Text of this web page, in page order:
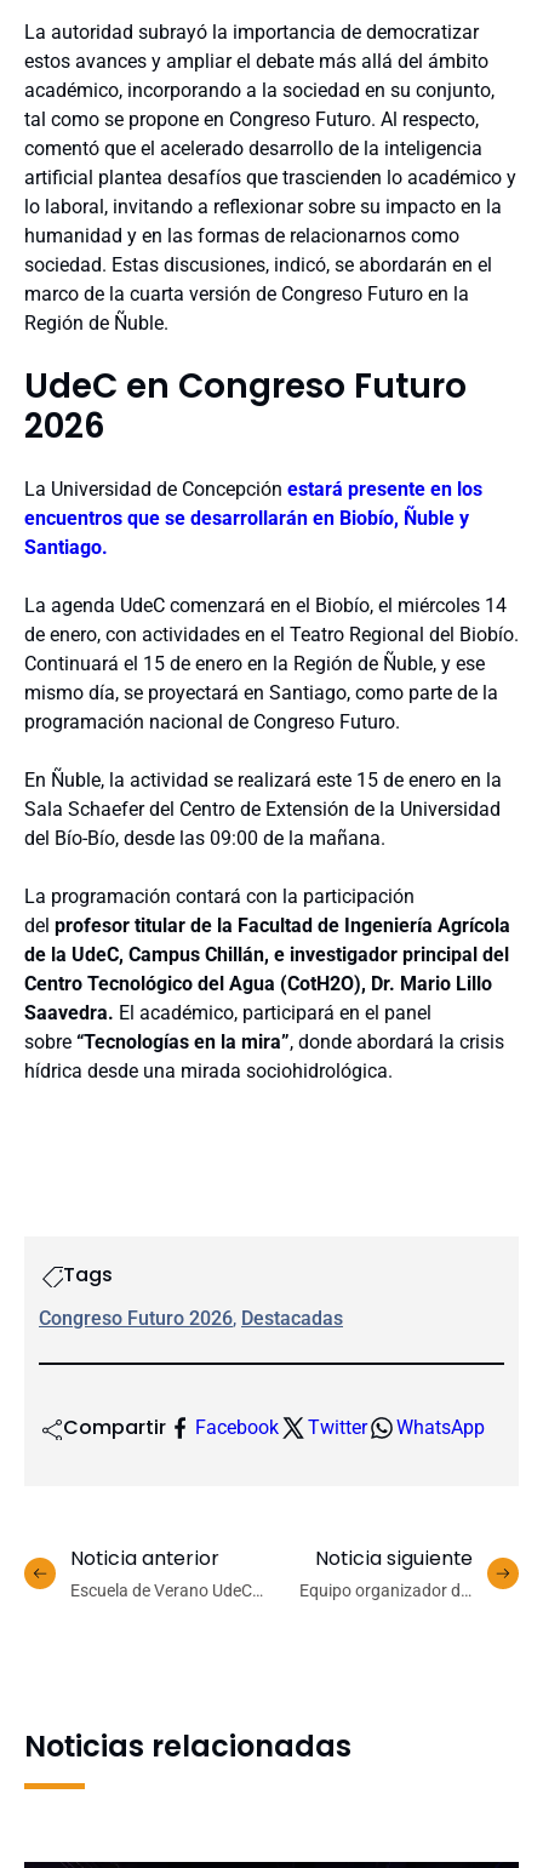
La autoridad subrayó la importancia de democratizar
estos avances y ampliar el debate más allá del ámbito
académico, incorporando a la sociedad en su conjunto,
tal como se propone en Congreso Futuro. Al respecto,
comentó que el acelerado desarrollo de la inteligencia
artificial plantea desafíos que trascienden lo académico y
lo laboral, invitando a reflexionar sobre su impacto en la
humanidad y en las formas de relacionarnos como
sociedad. Estas discusiones, indicó, se abordarán en el
marco de la cuarta versión de Congreso Futuro en la
Región de Ñuble.
UdeC en Congreso Futuro
2026
La Universidad de Concepción estará presente en los
encuentros que se desarrollarán en Biobío, Ñuble y
Santiago.
La agenda UdeC comenzará en el Biobío, el miércoles 14
de enero, con actividades en el Teatro Regional del Biobío.
Continuará el 15 de enero en la Región de Ñuble, y ese
mismo día, se proyectará en Santiago, como parte de la
programación nacional de Congreso Futuro.
En Ñuble, la actividad se realizará este 15 de enero en la
Sala Schaefer del Centro de Extensión de la Universidad
del Bío-Bío, desde las 09:00 de la mañana.
La programación contará con la participación
del profesor titular de la Facultad de Ingeniería Agrícola
de la UdeC, Campus Chillán, e investigador principal del
Centro Tecnológico del Agua (CotH2O), Dr. Mario Lillo
Saavedra. El académico, participará en el panel
sobre “Tecnologías en la mira”, donde abordará la crisis
hídrica desde una mirada sociohidrológica.
Tags
Congreso Futuro 2026, Destacadas
Compartir Facebook Twitter WhatsApp
Noticia anterior
Escuela de Verano UdeC
Noticia siguiente
Equipo organizador del
Noticias relacionadas